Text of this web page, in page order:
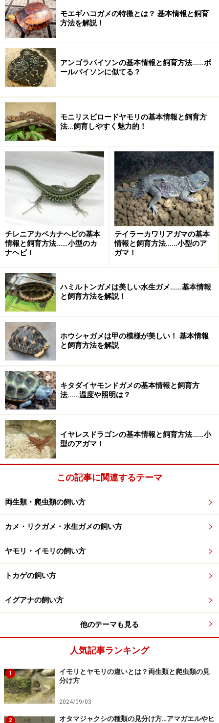
似たような種類が多く見分けがつきにくい
スレヴィンハリユビヤモリの飼育方法
飼育容器
単独なら30cm程度のプラケースでよい。通気性は確保す
温度
フィルムヒーターでケース下から保温する。低温部と高
温部ができるようにする。できればホットスポットを作
り昼間は28－33℃程度になるようにする。夜間はこれら
の保温を切って昼夜の温度差を作る
爬虫類用の紫外線入り蛍光灯を点けた方がいい。また昼
間はホットスポット用のライトを点ける方がいい
床材
穴を掘れるように強く固めた砂を厚めに敷く
容器内レイアウト
個体数以上の数のシェルターが必須。水入れは常設しな
くてもよい
餌
コオロギやミールワームなどの昆虫。カルシウム剤など
の添加は必須
基本的な世話
いわゆる乾燥系地表性ヤモリの飼育方法
穴を掘ることができるようにする
穴を掘ることができない環境ならば塩ビ管などの筒
状のシェルターを設置する
夜間に霧吹きをする
カルシウム不足にならないようにする
など
ゲ２（誠文堂新光社）」および海外サイトを参考にしま
した。
【関連記事】
イモリとヤモリの違い・両生類と爬虫類の見分け方
バナナヤモリ（ゴールデンゲッコー）…基本情報と
飼育方法
オオバクチヤモリってどんな生き物？基本の飼育方
法や餌など
カータートゲオヤモリ！爬虫類・ヤモリの基本情報
モエギハコガメの特徴とは？ 基本情報と飼育
方法を解説！
アンゴラパイソンの基本情報と飼育方法……ボ
ールパイソンに似てる？
モニリスビロードヤモリの基本情報と飼育方
法…飼育しやすく魅力的！
チレニアカベカナヘビの基本
情報と飼育方法……小型のカ
ナヘビ！
テイラーカワリアガマの基本
情報と飼育方法……小型のア
ガマ！
ハミルトンガメは美しい水生ガメ……基本情報
と飼育方法を解説！
ホウシャガメは甲の模様が美しい！ 基本情報
と飼育方法を解説
キタダイヤモンドガメの基本情報と飼育方
法……温度や照明は？
イヤレスドラゴンの基本情報と飼育方法……小
型のアガマ！
この記事に関連するテーマ
両生類・爬虫類の飼い方
カメ・リクガメ・水生ガメの飼い方
ヤモリ・イモリの飼い方
トカゲの飼い方
イグアナの飼い方
他のテーマも見る
人気記事ランキング
1
イモリとヤモリの違いとは？両生類と爬虫類の見
分け方
2024/09/03
2
オタマジャクシの種類の見分け方…アマガエルやヒ